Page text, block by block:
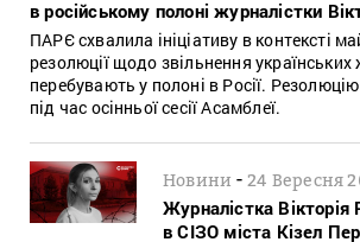
в російському полоні журналістки
ПАРЄ схвалила ініціативу в контексті
резолюції щодо звільнення українських
перебувають у полоні в Росії.
під час осінньої сесії Асамблеї.
Новини -24 Вересня
Журналістка
в СІЗО міста Кізел